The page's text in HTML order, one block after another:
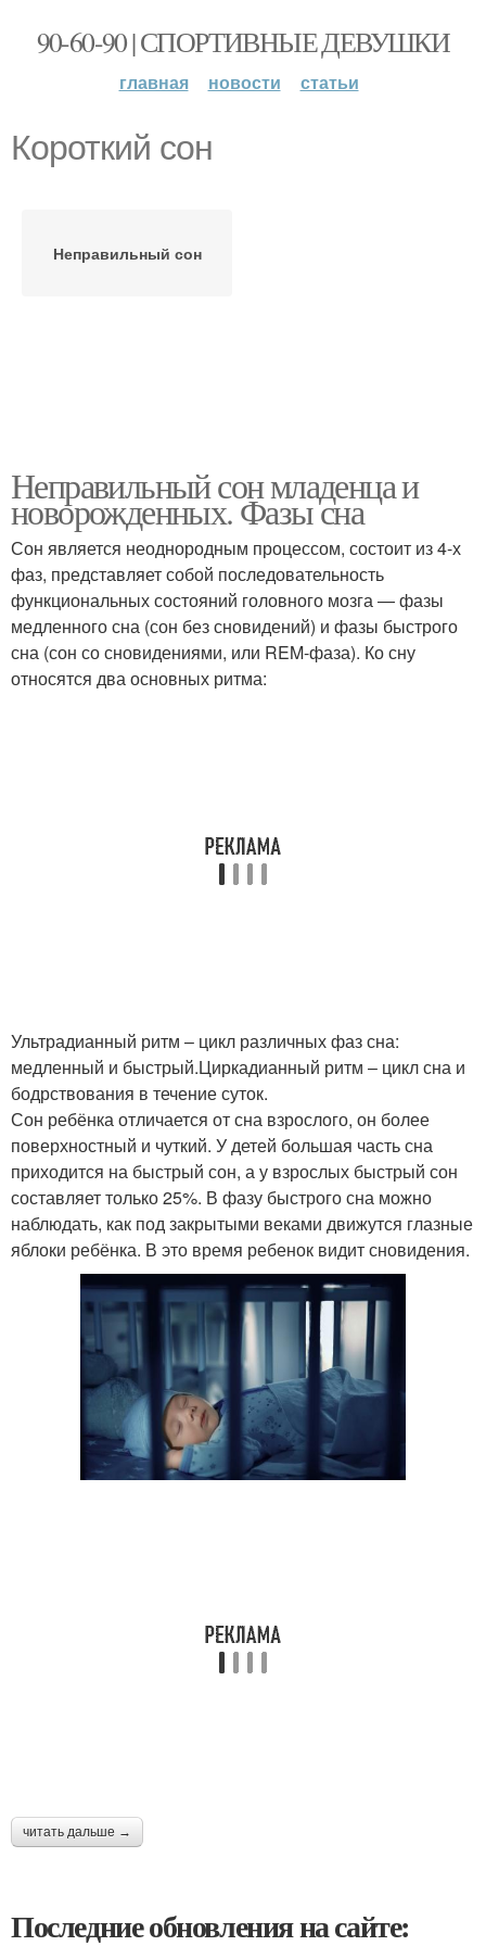
90-60-90 | СПОРТИВНЫЕ ДЕВУШКИ
главная новости статьи
Короткий сон
Неправильный сон
Неправильный сон младенца и
новорожденных. Фазы сна
Сон является неоднородным процессом, состоит из 4-х
фаз, представляет собой последовательность
функциональных состояний головного мозга — фазы
медленного сна (сон без сновидений) и фазы быстрого
сна (сон со сновидениями, или REM-фаза). Ко сну
относятся два основных ритма:
Ультрадианный ритм – цикл различных фаз сна:
медленный и быстрый.Циркадианный ритм – цикл сна и
бодрствования в течение суток.
Сон ребёнка отличается от сна взрослого, он более
поверхностный и чуткий. У детей большая часть сна
приходится на быстрый сон, а у взрослых быстрый сон
составляет только 25%. В фазу быстрого сна можно
наблюдать, как под закрытыми веками движутся глазные
яблоки ребёнка. В это время ребенок видит сновидения.
читать дальше →
Последние обновления на сайте: